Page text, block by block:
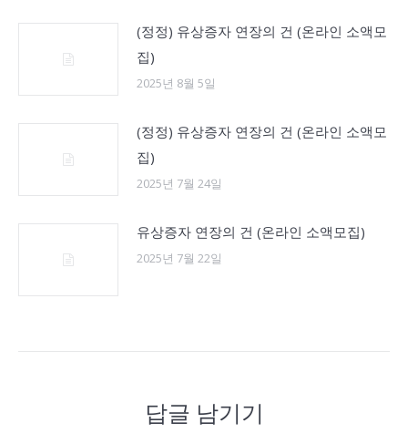
(정정) 유상증자 연장의 건 (온라인 소액모
집)
2025년 8월 5일
(정정) 유상증자 연장의 건 (온라인 소액모
집)
2025년 7월 24일
유상증자 연장의 건 (온라인 소액모집)
2025년 7월 22일
답글 남기기